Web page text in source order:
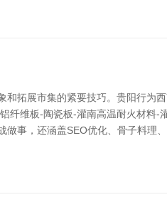
拓展市集的紧要技巧。贵阳行
纤维板-陶瓷板-灌南高温耐火材
事，还涵盖SEO优化、骨子料理